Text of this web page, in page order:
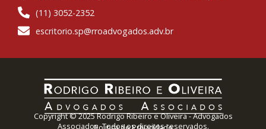
(11) 3052-2352
escritorio.sp@rroadvogados.adv.br
Copyright © 2025 Rodrigo Ribeiro e Oliveira - Advogados
Associados. Todos os direitos reservados.